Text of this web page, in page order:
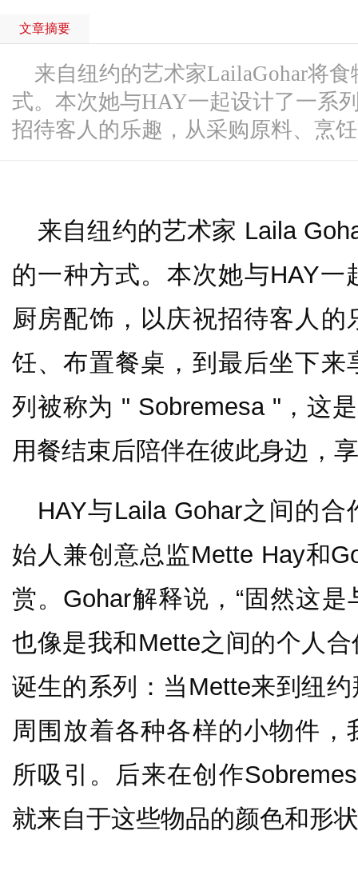
文章摘要
来自纽约的艺术家LailaGohar将
式。本次她与HAY一起设计了一系
招待客人的乐趣，从采购原料、烹
来自纽约的艺术家 Laila
的一种方式。本次她与HAY
厨房配饰，以庆祝招待客人
饪、布置餐桌，到最后坐下来
列被称为 " Sobremesa "，这
用餐结束后陪伴在彼此身边，
HAY与Laila Gohar之间的
始人兼创意总监Mette Hay和
赏。Gohar解释说，“固然这
也像是我和Mette之间的个人
诞生的系列：当Mette来到纽
周围放着各种各样的小物件
所吸引。后来在创作
就来自于这些物品的颜色和形